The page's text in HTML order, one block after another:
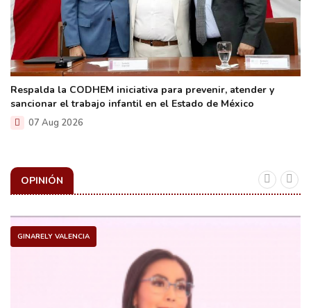
Respalda la CODHEM iniciativa para prevenir, atender y
sancionar el trabajo infantil en el Estado de México
07 Aug 2026
OPINIÓN
GINARELY VALENCIA